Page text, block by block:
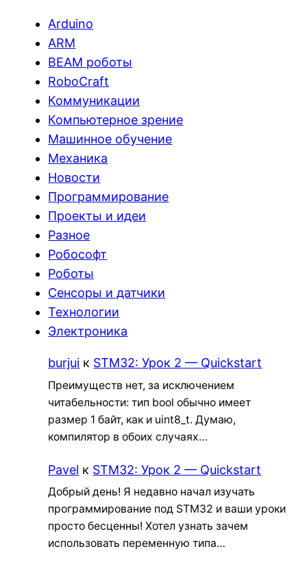
Arduino
ARM
BEAM роботы
RoboCraft
Коммуникации
Компьютерное зрение
Машинное обучение
Механика
Новости
Программирование
Проекты и идеи
Разное
Робософт
Роботы
Сенсоры и датчики
Технологии
Электроника
burjui к STM32: Урок 2 — Quickstart
Преимуществ нет, за исключением
читабельности: тип bool обычно имеет
размер 1 байт, как и uint8_t. Думаю,
компилятор в обоих случаях…
Pavel к STM32: Урок 2 — Quickstart
Добрый день! Я недавно начал изучать
программирование под STM32 и ваши уроки
просто бесценны! Хотел узнать зачем
использовать переменную типа…